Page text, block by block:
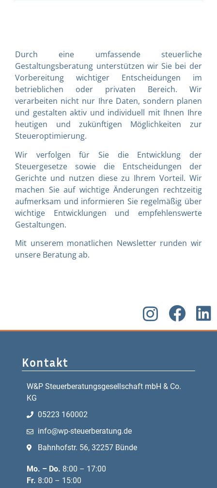
Durch eine umfassende steuerliche
Gestaltungsberatung unterstützen wir Sie bei der
Vorbereitung wichtiger Entscheidungen im
betrieblichen oder privaten Bereich. Wir
verarbeiten nicht nur Ihre Daten, sondern planen
und gestalten aktiv und individuell mit Ihnen Ihre
heutigen und zukünftigen Möglichkeiten zur
Steueroptimierung.
Wir verfolgen für Sie die Entwicklung der
Steuergesetze sowie die Entscheidungen der
Gerichte und nutzen diese zu Ihrem Vorteil. Wir
machen Sie auf wichtige Änderungen rechtzeitig
aufmerksam und informieren Sie regelmäßig über
wichtige Entwicklungen und empfehlenswerte
Gestaltungen.
Mit unserem monatlichen Newsletter runden wir
unsere Beratung ab.
Kontakt
W&P Steuerberatungsgesellschaft mbH & Co.
KG
05223 160002
info@wp-steuerberatung.de
Bahnhofstr. 56, 32257 Bünde
Mo. – Do. 8:00 – 17:00
Fr. 8:00 – 15:00